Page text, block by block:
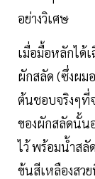
อย่างวิเศษ
เมื่อมื้อหลักได้เ
ผักสลัด (ซึ่งผม
ต้นชอบจริงๆที่
ของผักสลัดนั้น
ไว้ พร้อมน้ำส
ข้นสีเหลืองสว